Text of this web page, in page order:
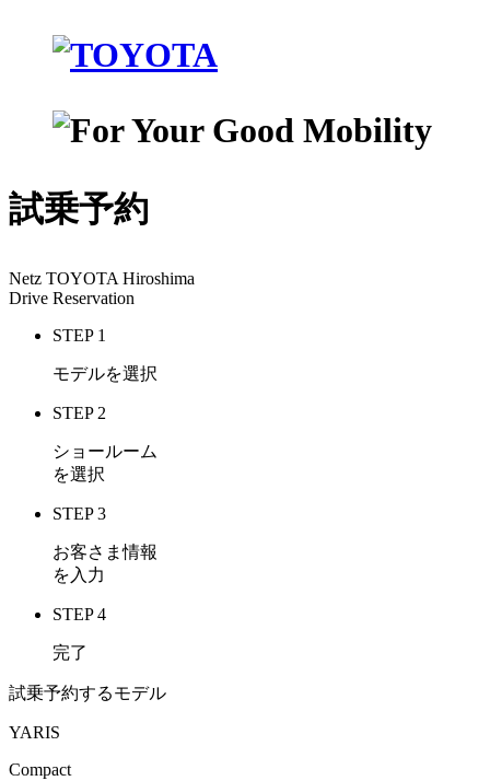
試乗予約
Netz TOYOTA Hiroshima
Drive Reservation
STEP 1
モデルを選択
STEP 2
ショールーム
を選択
STEP 3
お客さま情報
を入力
STEP 4
完了
試乗予約するモデル
YARIS
Compact